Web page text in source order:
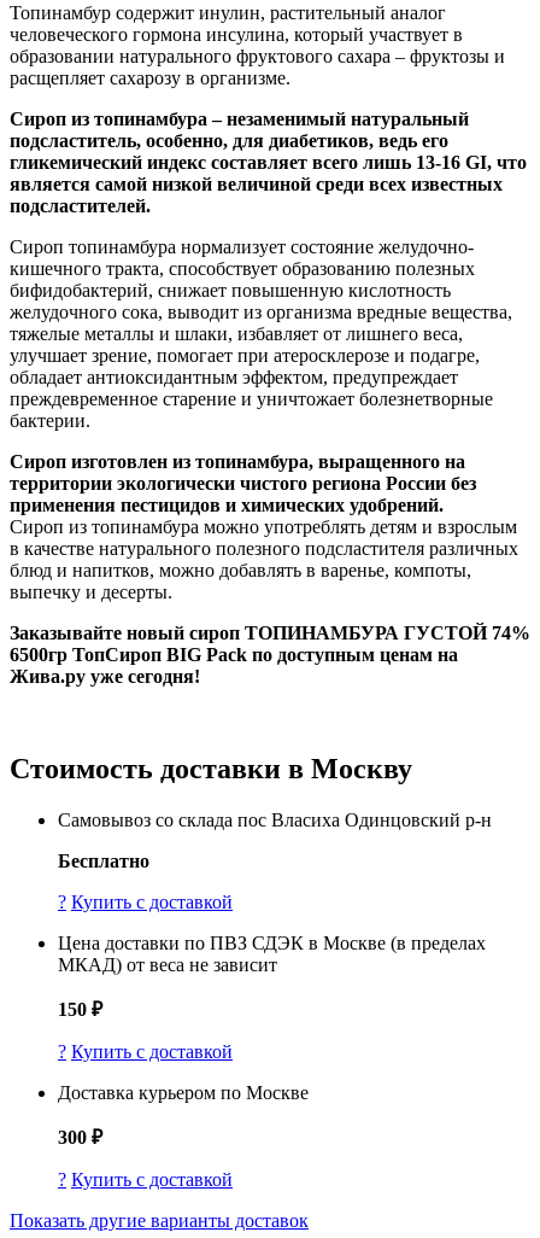
Топинамбур содержит инулин, растительный аналог
человеческого гормона инсулина, который участвует в
образовании натурального фруктового сахара – фруктозы и
расщепляет сахарозу в организме.
Сироп из топинамбура – незаменимый натуральный
подсластитель, особенно, для диабетиков, ведь его
гликемический индекс составляет всего лишь 13-16 GI, что
является самой низкой величиной среди всех известных
подсластителей.
Сироп топинамбура нормализует состояние желудочно-
кишечного тракта, способствует образованию полезных
бифидобактерий, снижает повышенную кислотность
желудочного сока, выводит из организма вредные вещества,
тяжелые металлы и шлаки, избавляет от лишнего веса,
улучшает зрение, помогает при атеросклерозе и подагре,
обладает антиоксидантным эффектом, предупреждает
преждевременное старение и уничтожает болезнетворные
бактерии.
Сироп изготовлен из топинамбура, выращенного на
территории экологически чистого региона России без
применения пестицидов и химических удобрений.
Сироп из топинамбура можно употреблять детям и взрослым
в качестве натурального полезного подсластителя различных
блюд и напитков, можно добавлять в варенье, компоты,
выпечку и десерты.
Заказывайте новый сироп ТОПИНАМБУРА ГУСТОЙ 74%
6500гр ТопСироп BIG Pack по доступным ценам на
Жива.ру уже сегодня!
Стоимость доставки в Москву
Самовывоз со склада пос Власиха Одинцовский р-н
Бесплатно
? Купить с доставкой
Цена доставки по ПВЗ СДЭК в Москве (в пределах
МКАД) от веса не зависит
150 ₽
? Купить с доставкой
Доставка курьером по Москве
300 ₽
? Купить с доставкой
Показать другие варианты доставок